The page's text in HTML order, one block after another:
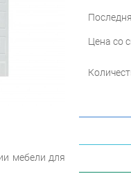
Цена со
мебели для